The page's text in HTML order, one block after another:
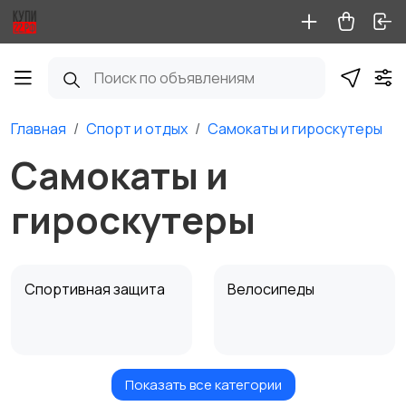
Главная Спорт и отдых Самокаты и гироскутеры
Самокаты и
гироскутеры
Спортивная защита Велосипеды
Самокаты и
Показать все категории